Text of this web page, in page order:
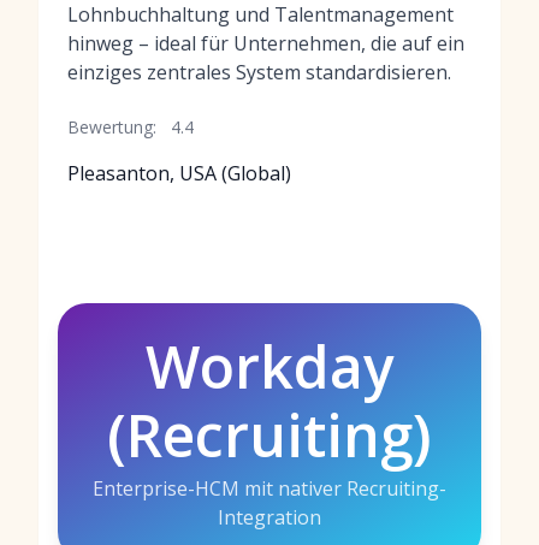
Lohnbuchhaltung und Talentmanagement
hinweg – ideal für Unternehmen, die auf ein
einziges zentrales System standardisieren.
Bewertung: 4.4
Pleasanton, USA (Global)
Workday
(Recruiting)
Enterprise-HCM mit nativer Recruiting-
Integration